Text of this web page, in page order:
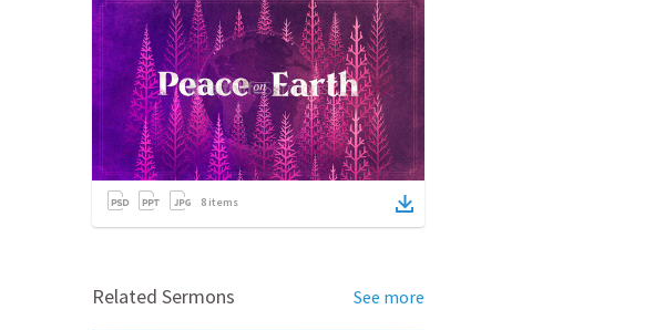
8 items
Related Sermons See more